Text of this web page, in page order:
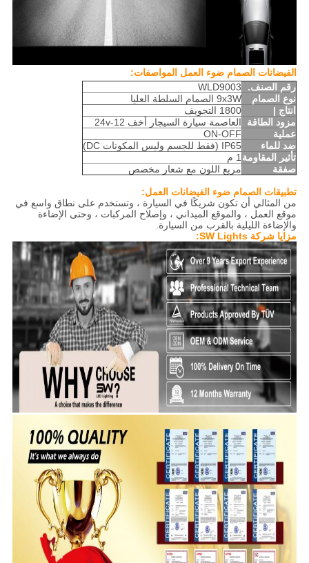
الفيضانات الصمام ضوء العمل المواصفات:
رقم الصنف.
WLD9003
نوع الصمام
9x3W الصمام السلطة العليا
انتاج |
1800 التجويف
مزود الطاقة
العاصمة سيارة السيجار أخف 12-24v
عملية
ON-OFF
ضد للماء
IP65 (فقط للجسم وليس المكونات DC)
تأثير المقاومة1 م
صفقة
مربع اللون مع شعار مخصص
تطبيقات الصمام ضوء الفيضانات العمل:
من المثالي أن تكون شريكًا في السيارة ، وتستخدم على نطاق واسع في
موقع العمل ، والموقع الميداني ، وإصلاح المركبات ، وحتى الإضاءة
والإضاءة الليلية بالقرب من السيارة.
مزايا شركة SW Lights: